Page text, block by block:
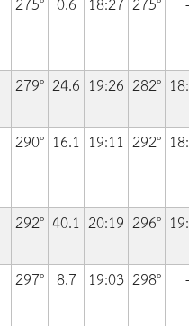
279° 24.6 19:26 282°
290° 16.1 19:11 292°
292° 40.1 20:19 296°
297° 8.7 19:03 298° -